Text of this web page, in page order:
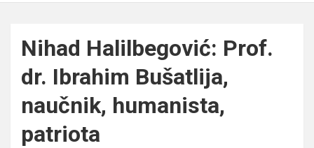
Nihad Halilbegović: Prof.
dr. Ibrahim Bušatlija,
naučnik, humanista,
patriota